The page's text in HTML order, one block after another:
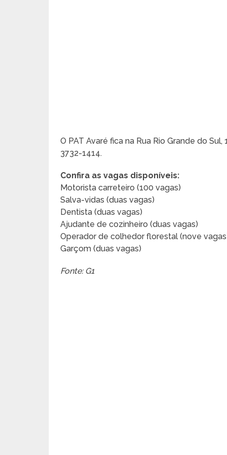
O PAT Avaré fica na Rua Rio Grande do
3732-1414.
Confira as vagas disponíveis:
Motorista carreteiro (100 vagas)
Salva-vidas (duas vagas)
Dentista (duas vagas)
Ajudante de cozinheiro (duas vagas)
Operador de colhedor florestal (nove
Garçom (duas vagas)
Fonte: G1